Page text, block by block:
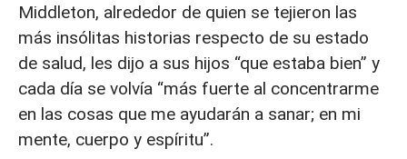
Middleton, alrededor de quien se tejieron las
más insólitas historias respecto de su estado
de salud, les dijo a sus hijos “que estaba bien” y
cada día se volvía “más fuerte al concentrarme
en las cosas que me ayudarán a sanar; en mi
mente, cuerpo y espíritu”.